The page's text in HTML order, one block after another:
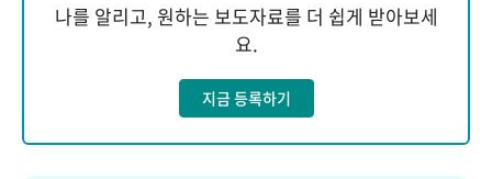
나를 알리고, 원하는 보도자료를 더 쉽게 받아보세
요.
지금 등록하기